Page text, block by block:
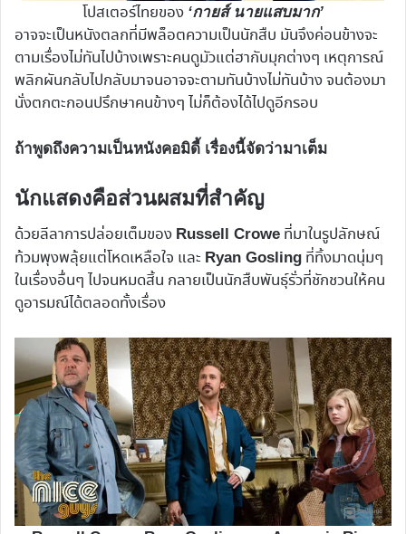
โปสเตอร์ไทยของ ‘กายส์ นายแสบมาก’
อาจจะเป็นหนังตลกที่มีพล็อตความเป็นนักสืบ มันจึงค่อนข้างจะ
ตามเรื่องไม่ทันไปบ้างเพราะคนดูมัวแต่ฮากับมุกต่างๆ เหตุการณ์
พลิกผันกลับไปกลับมาจนอาจจะตามทันบ้างไม่ทันบ้าง จนต้องมา
นั่งตกตะกอนปรึกษาคนข้างๆ ไม่ก็ต้องได้ไปดูอีกรอบ
ถ้าพูดถึงความเป็นหนังคอมิดี้ เรื่องนี้จัดว่ามาเต็ม
นักแสดงคือส่วนผสมที่สำคัญ
ด้วยลีลาการปล่อยเต็มของ Russell Crowe ที่มาในรูปลักษณ์
ท้วมพุงพลุ้ยแต่โหดเหลือใจ และ Ryan Gosling ที่ทิ้งมาดนุ่มๆ
ในเรื่องอื่นๆ ไปจนหมดสิ้น กลายเป็นนักสืบพันธุ์รั่วที่ชักชวนให้คน
ดูอารมณ์ได้ตลอดทั้งเรื่อง